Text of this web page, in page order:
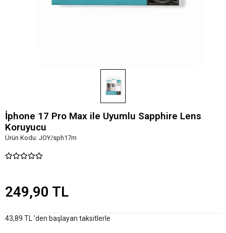
İphone 17 Pro Max ile Uyumlu Sapphire Lens
Koruyucu
Ürün Kodu: JOY/sph17m
249,90 TL
43,89 TL 'den başlayan taksitlerle